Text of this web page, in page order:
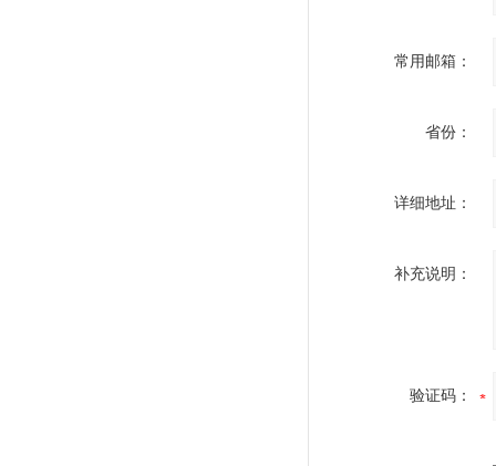
常用邮箱：
省份：
详细地址：
补充说明：
验证码：